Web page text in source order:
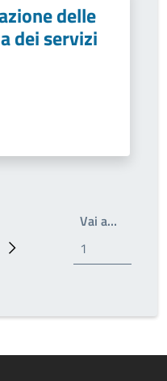
delle
dei servizi
Prossima pagina
Vai a…